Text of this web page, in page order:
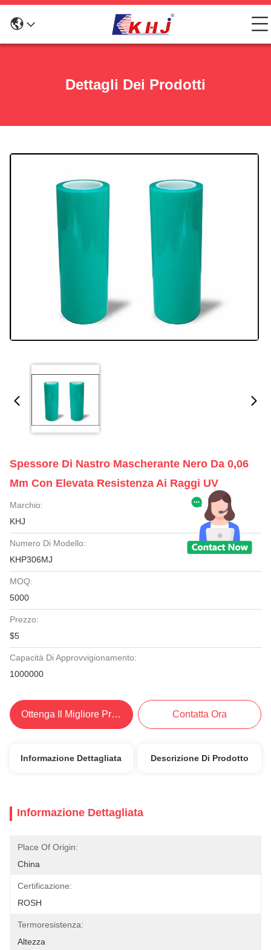
Dettagli Dei Prodotti
Spessore Di Nastro Mascherante Nero Da 0,06
Mm Con Elevata Resistenza Ai Raggi UV
Marchio:
KHJ
Numero Di Modello:
KHP306MJ
MOQ:
5000
Prezzo:
$5
Capacità Di Approvvigionamento:
1000000
Ottenga Il Migliore Prezzo Contatta Ora
Informazione Dettagliata Descrizione Di Prodotto
Informazione Dettagliata
Place Of Origin:
China
Certificazione:
ROSH
Termoresistenza:
Altezza